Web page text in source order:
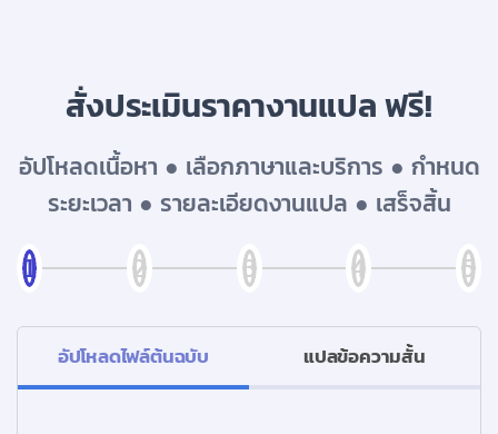
สั่งประเมินราคางานแปล ฟรี!
อัปโหลดเนื้อหา ● เลือกภาษาและบริการ ● กำหนด
ระยะเวลา ● รายละเอียดงานแปล ● เสร็จสิ้น
อัปโหลดไฟล์ต้นฉบับ แปลข้อความสั้น